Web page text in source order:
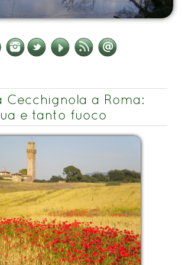
Cecchignola a Roma:
e tanto fuoco